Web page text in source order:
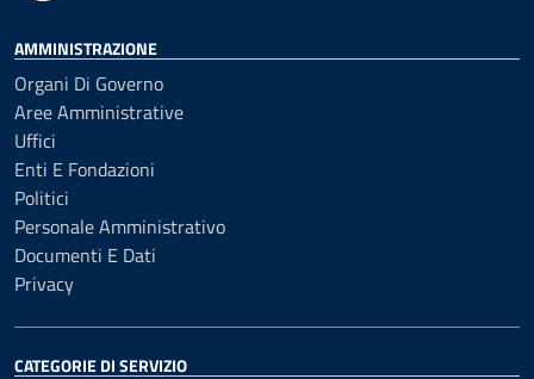
AMMINISTRAZIONE
Organi Di Governo
Aree Amministrative
Uffici
Enti E Fondazioni
Politici
Personale Amministrativo
Documenti E Dati
Privacy
CATEGORIE DI SERVIZIO